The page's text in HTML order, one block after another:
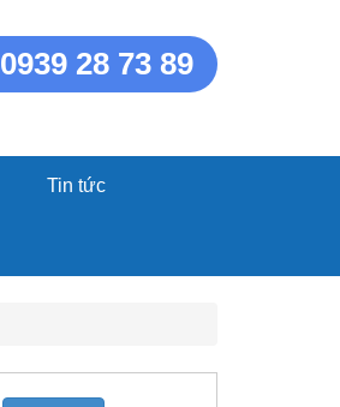
0939 28 73 89
Tin tức